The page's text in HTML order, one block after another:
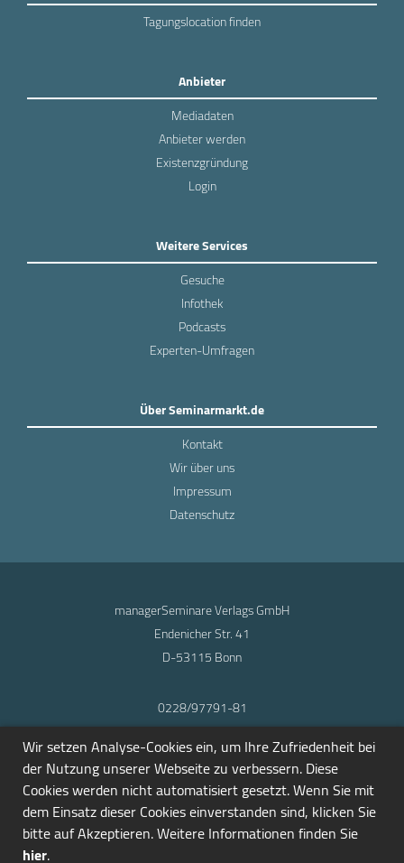
Tagungslocation finden
Anbieter
Mediadaten
Anbieter werden
Existenzgründung
Login
Weitere Services
Gesuche
Infothek
Podcasts
Experten-Umfragen
Über Seminarmarkt.de
Kontakt
Wir über uns
Impressum
Datenschutz
managerSeminare Verlags GmbH
Endenicher Str. 41
D-53115 Bonn
0228/97791-81
info@seminarmarkt.de
© 2001-2026
Wir setzen Analyse-Cookies ein, um Ihre Zufriedenheit bei
der Nutzung unserer Webseite zu verbessern. Diese
Cookies werden nicht automatisiert gesetzt. Wenn Sie mit
dem Einsatz dieser Cookies einverstanden sind, klicken Sie
bitte auf Akzeptieren. Weitere Informationen finden Sie
hier.